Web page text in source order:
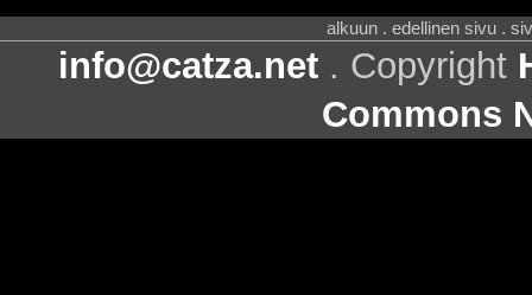
alkuun . edellinen sivu .
info@catza.net . Copyright
Commons